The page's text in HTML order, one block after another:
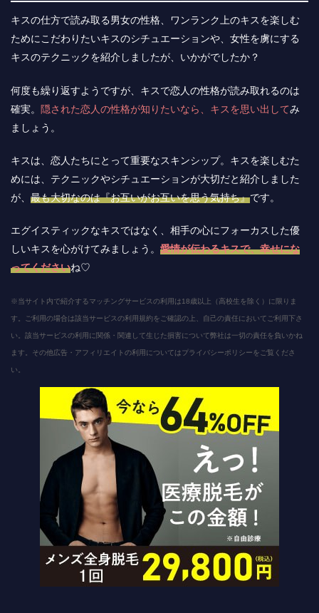
キスの仕方で読み取る男女の性格、ワンランク上のキスを楽しむ
ためにこだわりたいキスのシチュエーションや、女性を虜にする
キスのテクニックを紹介しましたが、いかがでしたか？
何度も繰り返すようですが、キスで恋人の性格が読み取れるのは
確実。 隠された恋人の性格が知りたいなら、キスを思い出してみ
ましょう。
キスは、恋人たちにとって重要なスキンシップ。キスを楽しむた
めには、テクニックやシチュエーションが大切だと紹介しました
が、 最も大切なのは『お互いがお互いを思う気持ち』です。
エグイスティックなキスではなく、相手の心にフォーカスした優
しいキスを心がけてみましょう。 愛情が伝わるキスで、幸せにな
ってくださいね♡
※当サイト内で紹介するマッチングサービスの利用は18歳以上（高校生を除く）に限りま
す。ご利用の場合は該当サービスの利用規約をご確認の上、自己の責任においてご利用下さ
い。該当サービスの利用に関係・関連して生じた損害について弊社は一切の責任を負いかね
ます。その他広告・アフィリエイトの利用についてはプライバシーポリシーをご覧くださ
い。